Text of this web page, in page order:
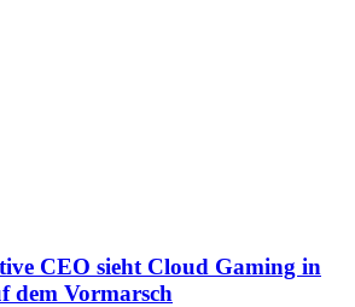
CEO sieht Cloud Gaming in
dem Vormarsch